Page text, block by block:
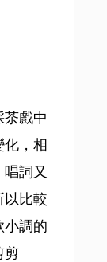
茶戲中
化，相
詞又
以比較
小調的
剪